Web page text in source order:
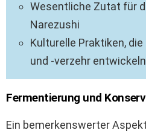
Wesentliche Zutat für
Narezushi
Kulturelle Praktiken,
und -verzehr entwickeln
Fermentierung und
Ein bemerkenswerter